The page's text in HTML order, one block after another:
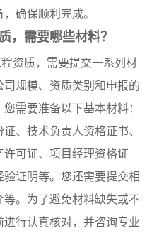
确保顺利完成。
，需要哪些材料？
资质，需要提交一系列材
规模、资质类别和申报的
需要准备以下基本材料：
、技术负责人资格证书、
可证、项目经理资格证
证明等。您还需要提交相
。为了避免材料缺失或不
行认真核对，并咨询专业